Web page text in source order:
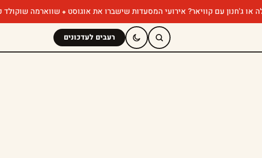
אירועי המסעדות שישברו את אוגוסט שווארמה שוקולד כבר ניסיתם?
רעבים לעדכונים